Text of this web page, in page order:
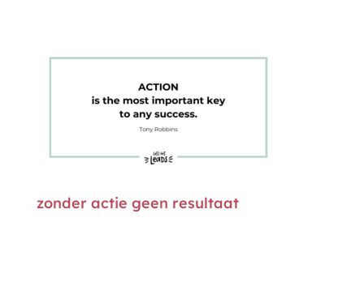
zonder actie geen resultaat